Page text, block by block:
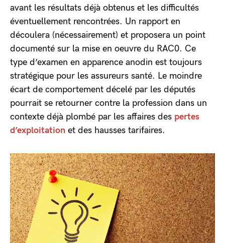
avant les résultats déjà obtenus et les difficultés
éventuellement rencontrées. Un rapport en
découlera (nécessairement) et proposera un point
documenté sur la mise en oeuvre du RAC0. Ce
type d’examen en apparence anodin est toujours
stratégique pour les assureurs santé. Le moindre
écart de comportement décelé par les députés
pourrait se retourner contre la profession dans un
contexte déjà plombé par les affaires des pertes
d’exploitation et des hausses tarifaires.